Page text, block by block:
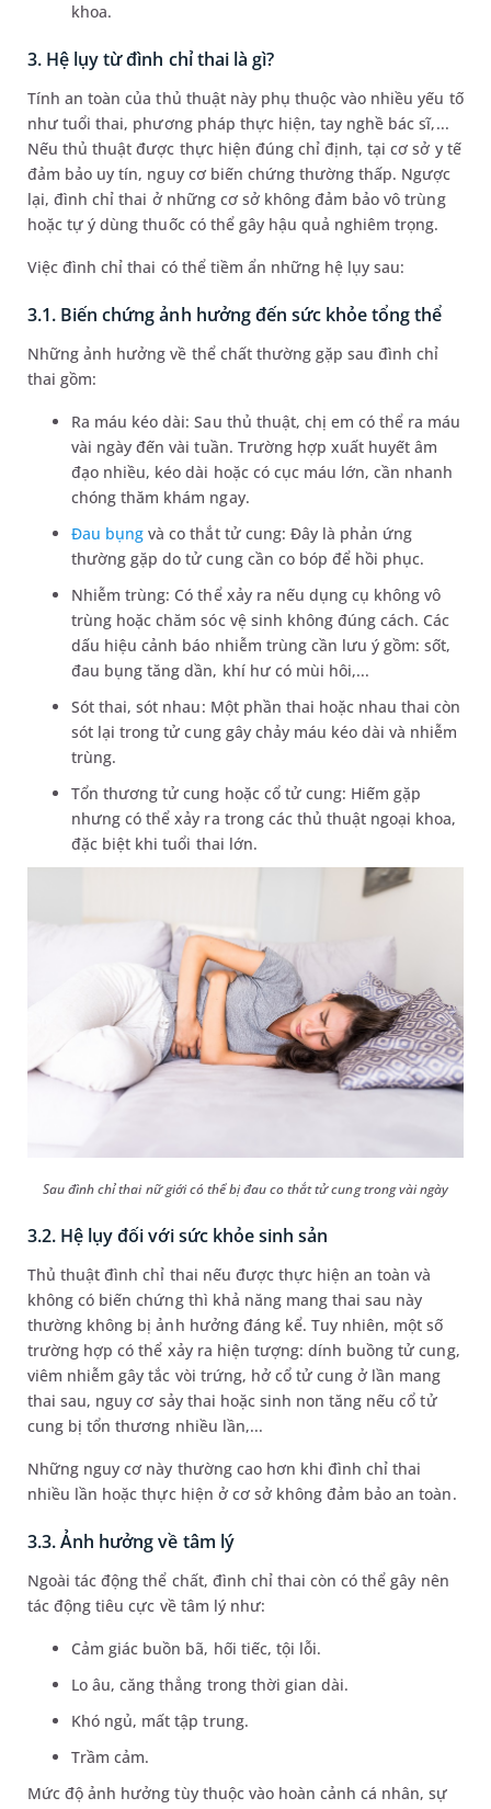
khoa.
3. Hệ lụy từ đình chỉ thai là gì?
Tính an toàn của thủ thuật này phụ thuộc vào nhiều yếu tố
như tuổi thai, phương pháp thực hiện, tay nghề bác sĩ,...
Nếu thủ thuật được thực hiện đúng chỉ định, tại cơ sở y tế
đảm bảo uy tín, nguy cơ biến chứng thường thấp. Ngược
lại, đình chỉ thai ở những cơ sở không đảm bảo vô trùng
hoặc tự ý dùng thuốc có thể gây hậu quả nghiêm trọng.
Việc đình chỉ thai có thể tiềm ẩn những hệ lụy sau:
3.1. Biến chứng ảnh hưởng đến sức khỏe tổng thể
Những ảnh hưởng về thể chất thường gặp sau đình chỉ
thai gồm:
Ra máu kéo dài: Sau thủ thuật, chị em có thể ra máu
vài ngày đến vài tuần. Trường hợp xuất huyết âm
đạo nhiều, kéo dài hoặc có cục máu lớn, cần nhanh
chóng thăm khám ngay.
Đau bụng và co thắt tử cung: Đây là phản ứng
thường gặp do tử cung cần co bóp để hồi phục.
Nhiễm trùng: Có thể xảy ra nếu dụng cụ không vô
trùng hoặc chăm sóc vệ sinh không đúng cách. Các
dấu hiệu cảnh báo nhiễm trùng cần lưu ý gồm: sốt,
đau bụng tăng dần, khí hư có mùi hôi,...
Sót thai, sót nhau: Một phần thai hoặc nhau thai còn
sót lại trong tử cung gây chảy máu kéo dài và nhiễm
trùng.
Tổn thương tử cung hoặc cổ tử cung: Hiếm gặp
nhưng có thể xảy ra trong các thủ thuật ngoại khoa,
đặc biệt khi tuổi thai lớn.
Sau đình chỉ thai nữ giới có thể bị đau co thắt tử cung trong vài ngày
3.2. Hệ lụy đối với sức khỏe sinh sản
Thủ thuật đình chỉ thai nếu được thực hiện an toàn và
không có biến chứng thì khả năng mang thai sau này
thường không bị ảnh hưởng đáng kể. Tuy nhiên, một số
trường hợp có thể xảy ra hiện tượng: dính buồng tử cung,
viêm nhiễm gây tắc vòi trứng, hở cổ tử cung ở lần mang
thai sau, nguy cơ sảy thai hoặc sinh non tăng nếu cổ tử
cung bị tổn thương nhiều lần,...
Những nguy cơ này thường cao hơn khi đình chỉ thai
nhiều lần hoặc thực hiện ở cơ sở không đảm bảo an toàn.
3.3. Ảnh hưởng về tâm lý
Ngoài tác động thể chất, đình chỉ thai còn có thể gây nên
tác động tiêu cực về tâm lý như:
Cảm giác buồn bã, hối tiếc, tội lỗi.
Lo âu, căng thẳng trong thời gian dài.
Khó ngủ, mất tập trung.
Trầm cảm.
Mức độ ảnh hưởng tùy thuộc vào hoàn cảnh cá nhân, sự